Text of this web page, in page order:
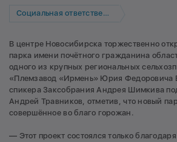
Социальная ответственность
В центре Новосибирска торжественно
парка имени почётного гражданина
одного из крупных региональных
«Племзавод «Ирмень» Юрия Федоровича
спикера Заксобрания Андрея Шимкива
Андрей Травников, отметив, что новый
совершённое во благо горожан.
— Этот проект состоялся только